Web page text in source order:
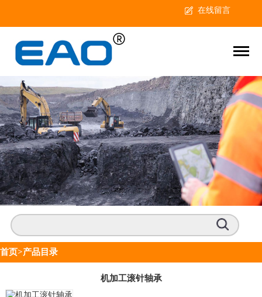
在线留言
首页>产品目录
机加工滚针轴承